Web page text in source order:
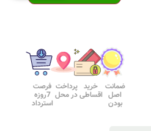
ضمانت
اصل
بودن
خرید
اقساطی
پرداخت
در محل
فرصت
7روزه
استرداد